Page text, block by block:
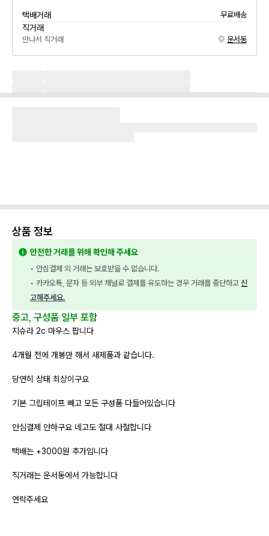
택배거래 무료배송
직거래
만나서 직거래 운서동
상품 정보
안전한 거래를 위해 확인해 주세요
• 안심결제 외 거래는 보호받을 수 없습니다.
• 카카오톡, 문자 등 외부 채널로 결제를 유도하는 경우 거래를 중단하고 신
고해주세요.
중고, 구성품 일부 포함
지슈라 2c 마우스 팝니다
4개월 전에 개봉만 해서 새제품과 같습니다.
당연히 상태 최상이구요
기본 그립테이프 빼고 모든 구성품 다들어있습니다
안심결제 안하구요 네고도 절대 사절합니다
택배는 +3000원 추가입니다
직거래는 운서동에서 가능합니다
연락주세요